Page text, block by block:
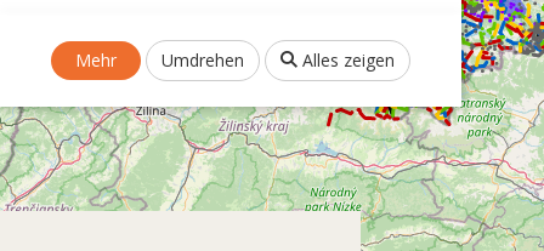
Mehr Umdrehen Alles zeigen